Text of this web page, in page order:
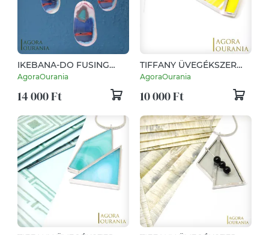
IKEBANA-DO FUSING
ÜVEGÉKSZER NO. 11
AgoraOurania
14 000 Ft
TIFFANY ÜVEGÉKSZER
NO. 982 MINIMAL ART
DESIGN
AgoraOurania
10 000 Ft